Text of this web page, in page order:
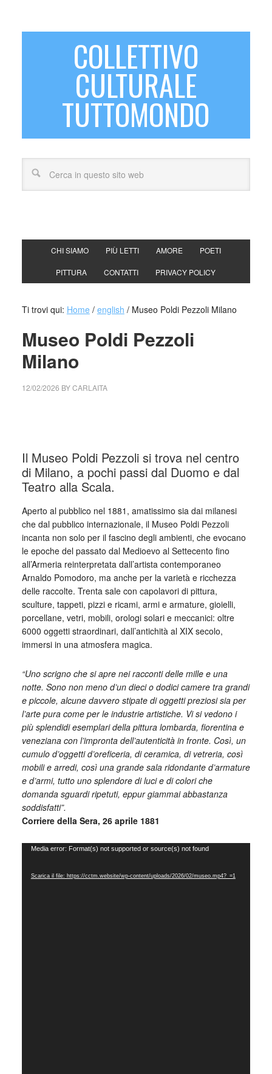
COLLETTIVO
CULTURALE
TUTTOMONDO
CHI SIAMO PIÙ LETTI AMORE POETI
PITTURA CONTATTI PRIVACY POLICY
Ti trovi qui: Home / english /Museo Poldi Pezzoli Milano
Museo Poldi Pezzoli
Milano
12/02/2026 BYCARLAITA
Il Museo Poldi Pezzoli si trova nel centro
di Milano, a pochi passi dal Duomo e dal
Teatro alla Scala.
Aperto al pubblico nel 1881, amatissimo sia dai milanesi
che dal pubblico internazionale, il Museo Poldi Pezzoli
incanta non solo per il fascino degli ambienti, che evocano
le epoche del passato dal Medioevo al Settecento fino
all’Armeria reinterpretata dall’artista contemporaneo
Arnaldo Pomodoro, ma anche per la varietà e ricchezza
delle raccolte. Trenta sale con capolavori di pittura,
sculture, tappeti, pizzi e ricami, armi e armature, gioielli,
porcellane, vetri, mobili, orologi solari e meccanici: oltre
6000 oggetti straordinari, dall’antichità al XIX secolo,
immersi in una atmosfera magica.
“Uno scrigno che si apre nei racconti delle mille e una
notte. Sono non meno d’un dieci o dodici camere tra grandi
e piccole, alcune davvero stipate di oggetti preziosi sia per
l’arte pura come per le industrie artistiche. Vi si vedono i
più splendidi esemplari della pittura lombarda, fiorentina e
veneziana con l’impronta dell’autenticità in fronte. Così, un
cumulo d’oggetti d’oreficeria, di ceramica, di vetreria, così
mobili e arredi, così una grande sala ridondante d’armature
e d’armi, tutto uno splendore di luci e di colori che
domanda sguardi ripetuti, eppur giammai abbastanza
soddisfatti”.
Corriere della Sera, 26 aprile 1881
Video
Media error: Format(s) not supported or source(s) not found
Scarica il file: https://cctm.website/wp-content/uploads/2026/02/museo.mp4?_=1